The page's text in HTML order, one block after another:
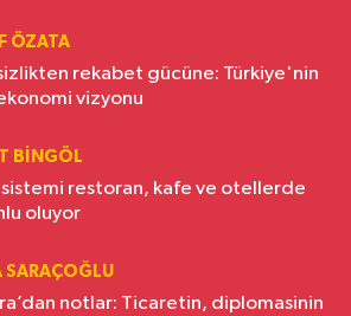
ÖZATA
rekabet gücüne: Türkiye'nin
vizyonu
BINGÖL
sistemi restoran, kafe ve otellerde
oluyor
SARAÇOĞLU
notlar: Ticaretin, diplomasinin